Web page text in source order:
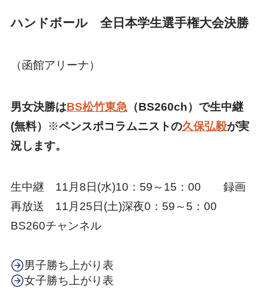
ハンドボール 全日本学生選手権大会決勝
（函館アリーナ）
男女決勝はBS松竹東急 （BS260ch）で生中継
(無料） ※ペンスポコラムニストの久保弘毅が実
況します。
生中継 11月8日(水)10：59～15：00 録画
再放送 11月25日(土)深夜0：59～5：00
BS260チャンネル
男子勝ち上がり表
女子勝ち上がり表